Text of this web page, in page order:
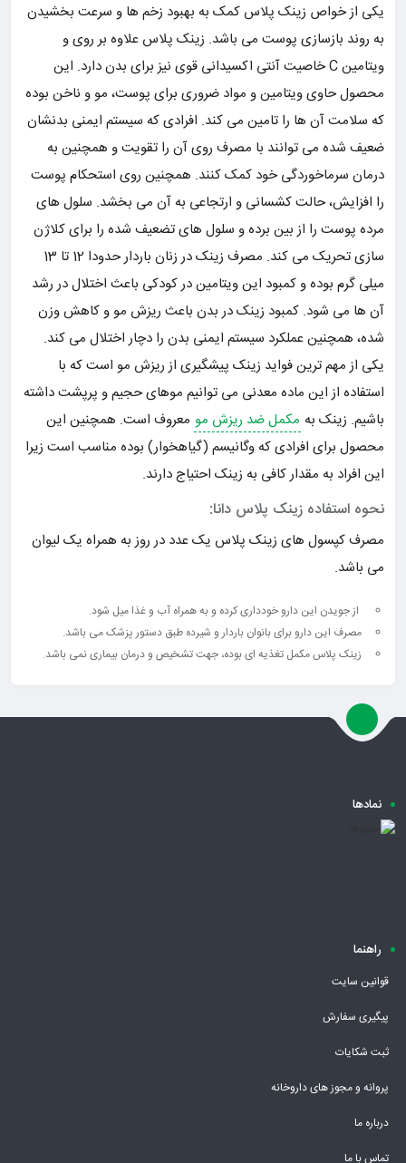
یکی از خواص زینک پلاس کمک به بهبود زخم ها و سرعت بخشیدن
به روند بازسازی پوست می باشد. زینک پلاس علاوه بر روی و
ویتامین C خاصیت آنتی اکسیدانی قوی نیز برای بدن دارد. این
محصول حاوی ویتامین و مواد ضروری برای پوست، مو و ناخن بوده
که سلامت آن ها را تامین می کند. افرادی که سیستم ایمنی بدنشان
ضعیف شده می توانند با مصرف روی آن را تقویت و همچنین به
درمان سرماخوردگی خود کمک کنند. همچنین روی استحکام پوست
را افزایش، حالت کشسانی و ارتجاعی به آن می بخشد. سلول های
مرده پوست را از بین برده و سلول های تضعیف شده را برای کلاژن
سازی تحریک می کند. مصرف زینک در زنان باردار حدودا 12 تا 13
میلی گرم بوده و کمبود این ویتامین در کودکی باعث اختلال در رشد
آن ها می شود. کمبود زینک در بدن باعث ریزش مو و کاهش وزن
شده، همچنین عملکرد سیستم ایمنی بدن را دچار اختلال می کند.
یکی از مهم ترین فواید زینک پیشگیری از ریزش مو است که با
استفاده از این ماده معدنی می توانیم موهای حجیم و پرپشت داشته
باشیم. زینک به مکمل ضد ریزش مو معروف است. همچنین این
محصول برای افرادی که وگانیسم (گیاهخوار) بوده مناسب است زیرا
این افراد به مقدار کافی به زینک احتیاج دارند.
نحوه استفاده زینک پلاس دانا:
مصرف کپسول های زینک پلاس یک عدد در روز به همراه یک لیوان
می باشد.
از جویدن این دارو خودداری کرده و به همراه آب و غذا میل شود.
مصرف این دارو برای بانوان باردار و شیرده طبق دستور پزشک می باشد.
زینک پلاس مکمل تغذیه ای بوده، جهت تشخیص و درمان بیماری نمی باشد.
نمادها
راهنما
قوانین سایت
پیگیری سفارش
ثبت شکایات
پروانه و مجوز های داروخانه
درباره ما
تماس با ما